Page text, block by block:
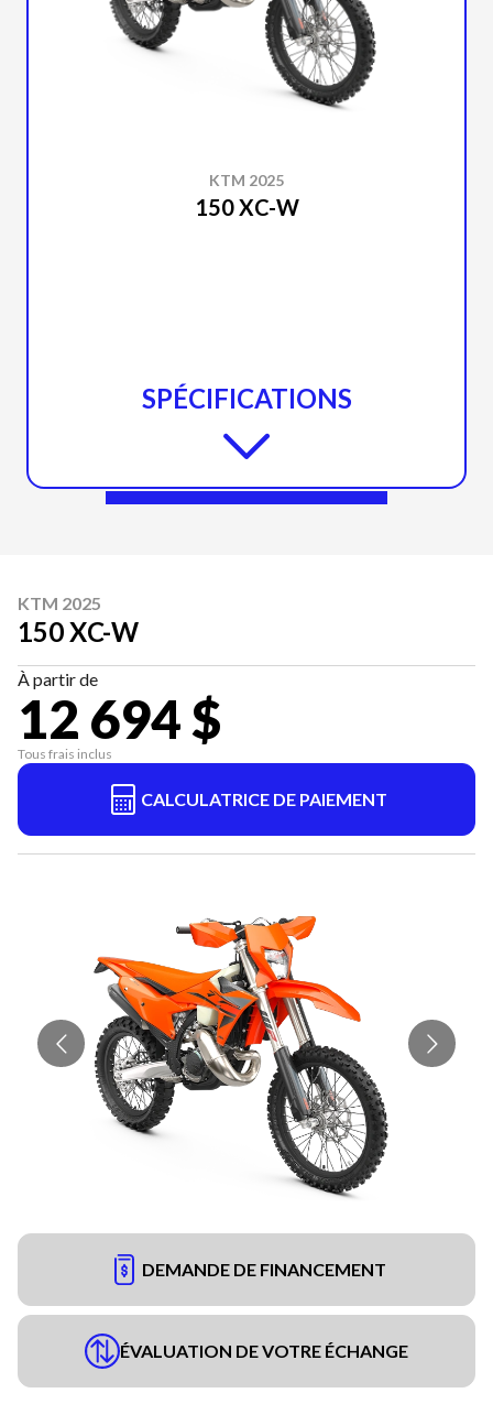
KTM 2025
150 XC-W
SPÉCIFICATIONS
KTM 2025
150 XC-W
À partir de
12 694 $
Tous frais inclus
CALCULATRICE DE PAIEMENT
DEMANDE DE FINANCEMENT
ÉVALUATION DE VOTRE ÉCHANGE